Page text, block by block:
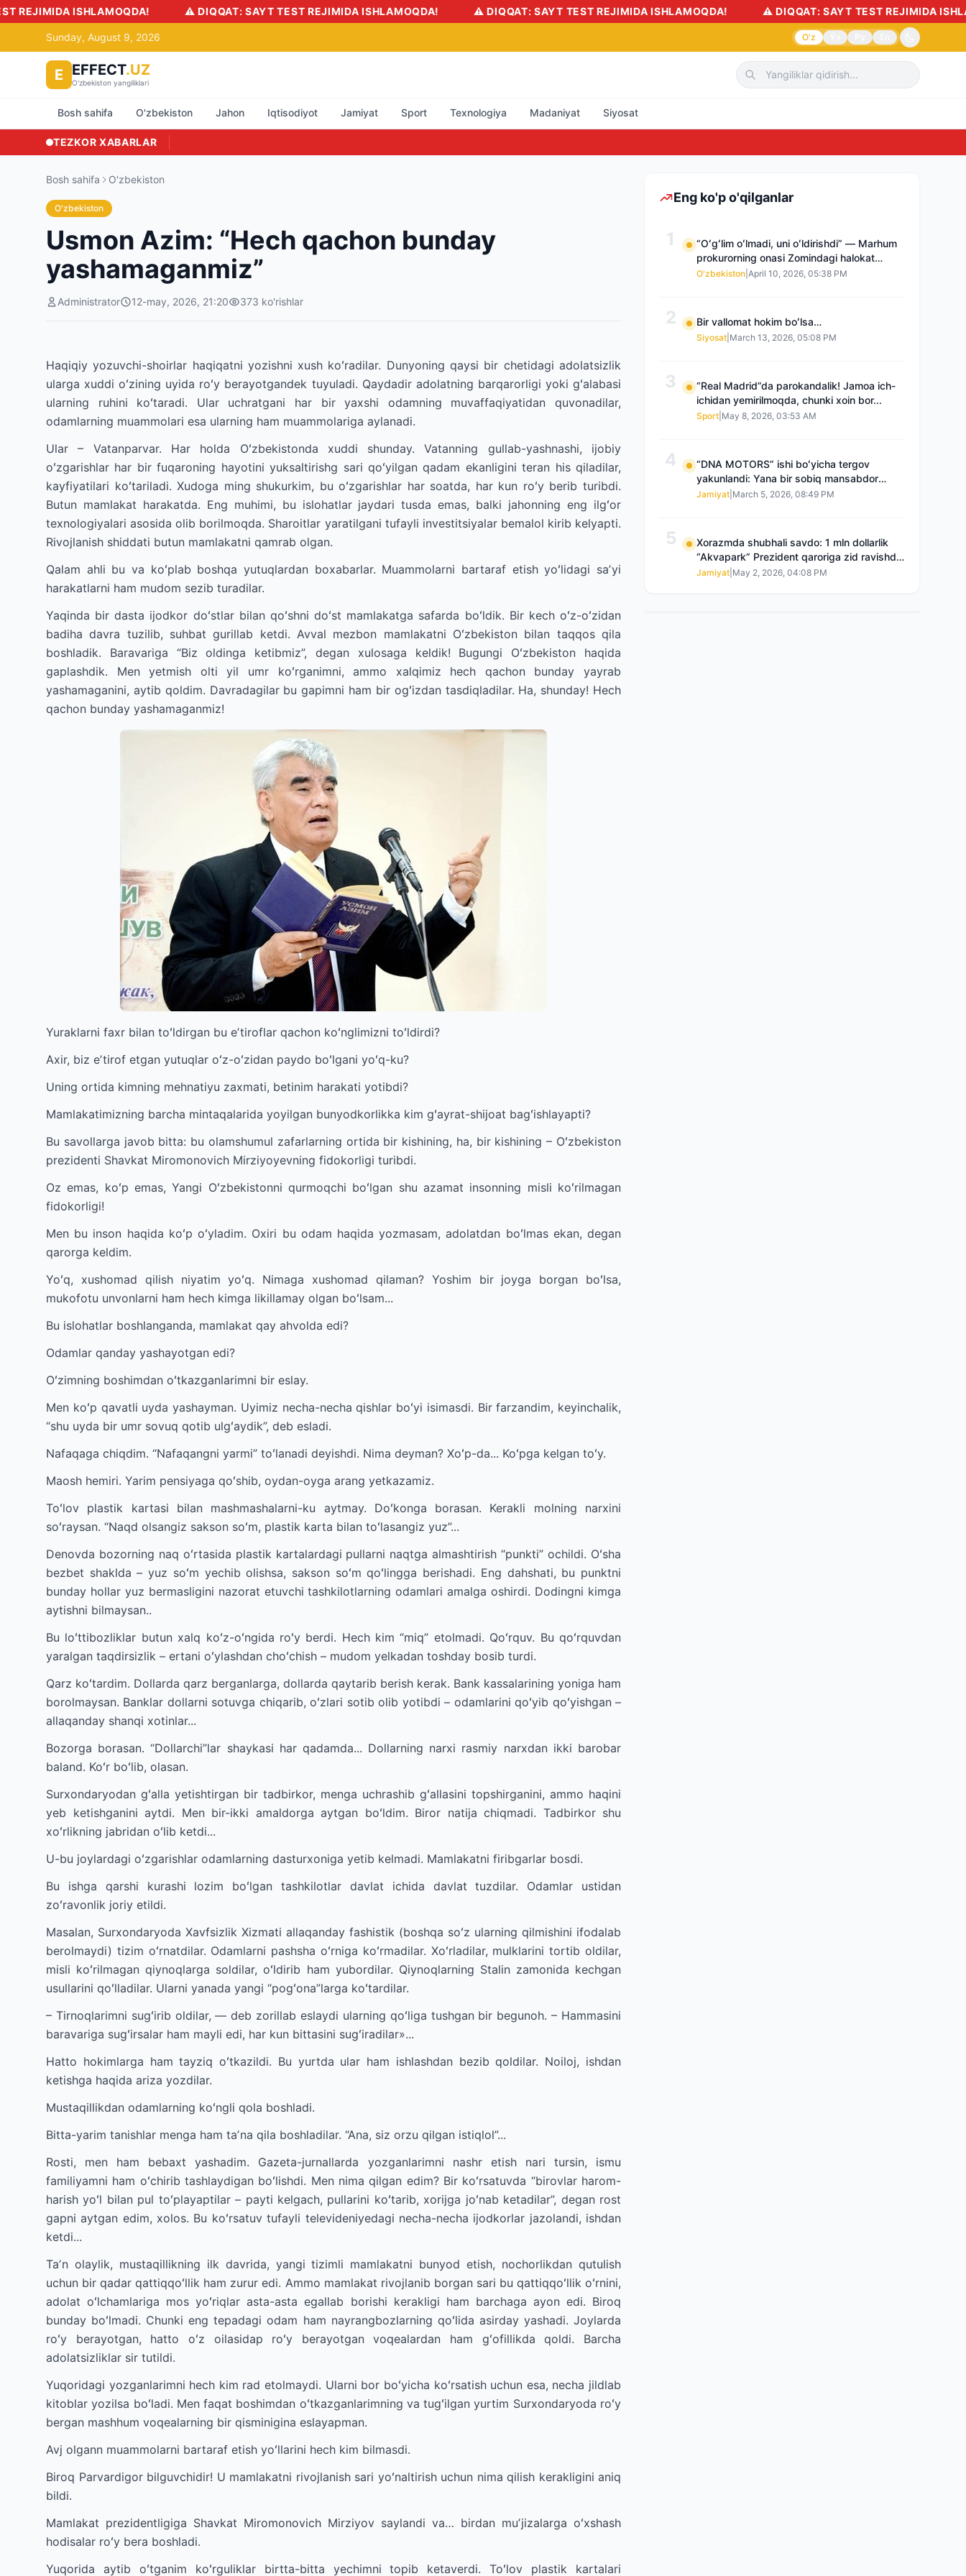
⚠️ DIQQAT: SAYT TEST REJIMIDA ISHLAMOQDA! ⚠️ DIQQAT: SAYT TEST REJIMIDA ISHLAMOQDA! ⚠️ DIQQAT: SAYT TEST REJIMIDA ISHLAMOQDA!
Sunday, August 9, 2026 O'z
E EFFECT.UZ
O'zbekiston yangiliklari
Bosh sahifa O'zbekiston Jahon Iqtisodiyot Jamiyat Sport Texnologiya Madaniyat Siyosat
TEZKOR XABARLAR
Bosh sahifa O'zbekiston
O'zbekiston
Usmon Azim: “Hech qachon bunday
yashamaganmiz”
Administrator 12-may, 2026, 21:20 373 ko'rishlar
Haqiqiy yozuvchi-shoirlar haqiqatni yozishni xush koʻradilar. Dunyoning qaysi bir chetidagi adolatsizlik
ularga xuddi oʻzining uyida roʻy berayotgandek tuyuladi. Qaydadir adolatning barqarorligi yoki gʻalabasi
ularning ruhini koʻtaradi. Ular uchratgani har bir yaxshi odamning muvaffaqiyatidan quvonadilar,
odamlarning muammolari esa ularning ham muammolariga aylanadi.
Ular ­­­– Vatanparvar. Har holda Oʻzbekistonda xuddi shunday. Vatanning gullab-yashnashi, ijobiy
oʻzgarishlar har bir fuqaroning hayotini yuksaltirishg sari qoʻyilgan qadam ekanligini teran his qiladilar,
kayfiyatilari koʻtariladi. Xudoga ming shukurkim, bu oʻzgarishlar har soatda, har kun roʻy berib turibdi.
Butun mamlakat harakatda. Eng muhimi, bu islohatlar jaydari tusda emas, balki jahonning eng ilgʻor
texnologiyalari asosida olib borilmoqda. Sharoitlar yaratilgani tufayli investitsiyalar bemalol kirib kelyapti.
Rivojlanish shiddati butun mamlakatni qamrab olgan.
Qalam ahli bu va koʻplab boshqa yutuqlardan boxabarlar. Muammolarni bartaraf etish yoʻlidagi saʼyi
harakatlarni ham mudom sezib turadilar.
Yaqinda bir dasta ijodkor doʻstlar bilan qoʻshni doʻst mamlakatga safarda boʻldik. Bir kech oʻz-oʻzidan
badiha davra tuzilib, suhbat gurillab ketdi. Avval mezbon mamlakatni Oʻzbekiston bilan taqqos qila
boshladik. Baravariga “Biz oldinga ketibmiz”, degan xulosaga keldik! Bugungi Oʻzbekiston haqida
gaplashdik. Men yetmish olti yil umr koʻrganimni, ammo xalqimiz hech qachon bunday yayrab
yashamaganini, aytib qoldim. Davradagilar bu gapimni ham bir ogʻizdan tasdiqladilar. Ha, shunday! Hech
qachon bunday yashamaganmiz!
Yuraklarni faxr bilan toʻldirgan bu eʼtiroflar qachon koʻnglimizni toʻldirdi?
Axir, biz eʼtirof etgan yutuqlar oʻz-oʻzidan paydo boʻlgani yoʻq-ku?
Uning ortida kimning mehnatiyu zaxmati, betinim harakati yotibdi?
Mamlakatimizning barcha mintaqalarida yoyilgan bunyodkorlikka kim gʻayrat-shijoat bagʻishlayapti?
Bu savollarga javob bitta: bu olamshumul zafarlarning ortida bir kishining, ha, bir kishining – Oʻzbekiston
prezidenti Shavkat Miromonovich Mirziyoyevning fidokorligi turibdi.
Oz emas, koʻp emas, Yangi Oʻzbekistonni qurmoqchi boʻlgan shu azamat insonning misli koʻrilmagan
fidokorligi!
Men bu inson haqida koʻp oʻyladim. Oxiri bu odam haqida yozmasam, adolatdan boʻlmas ekan, degan
qarorga keldim.
Yoʻq, xushomad qilish niyatim yoʻq. Nimaga xushomad qilaman? Yoshim bir joyga borgan boʻlsa,
mukofotu unvonlarni ham hech kimga likillamay olgan boʻlsam...
Bu islohatlar boshlanganda, mamlakat qay ahvolda edi?
Odamlar qanday yashayotgan edi?
Oʻzimning boshimdan oʻtkazganlarimni bir eslay.
Men koʻp qavatli uyda yashayman. Uyimiz necha-necha qishlar boʻyi isimasdi. Bir farzandim, keyinchalik,
“shu uyda bir umr sovuq qotib ulgʻaydik”, deb esladi.
Nafaqaga chiqdim. “Nafaqangni yarmi” toʻlanadi deyishdi. Nima deyman? Xoʻp-da... Koʻpga kelgan toʻy.
Maosh hemiri. Yarim pensiyaga qoʻshib, oydan-oyga arang yetkazamiz.
Toʻlov plastik kartasi bilan mashmashalarni-ku aytmay. Doʻkonga borasan. Kerakli molning narxini
soʻraysan. “Naqd olsangiz sakson soʻm, plastik karta bilan toʻlasangiz yuz”...
Denovda bozorning naq oʻrtasida plastik kartalardagi pullarni naqtga almashtirish “punkti” ochildi. Oʻsha
bezbet shaklda – yuz soʻm yechib olishsa, sakson soʻm qoʻlingga berishadi. Eng dahshati, bu punktni
bunday hollar yuz bermasligini nazorat etuvchi tashkilotlarning odamlari amalga oshirdi. Dodingni kimga
aytishni bilmaysan..
Bu loʻttibozliklar butun xalq koʻz-oʻngida roʻy berdi. Hech kim “miq” etolmadi. Qoʻrquv. Bu qoʻrquvdan
yaralgan taqdirsizlik – ertani oʻylashdan choʻchish – mudom yelkadan toshday bosib turdi.
Qarz koʻtardim. Dollarda qarz berganlarga, dollarda qaytarib berish kerak. Bank kassalarining yoniga ham
borolmaysan. Banklar dollarni sotuvga chiqarib, oʻzlari sotib olib yotibdi – odamlarini qoʻyib qoʻyishgan –
allaqanday shanqi xotinlar...
Bozorga borasan. “Dollarchi”lar shaykasi har qadamda... Dollarning narxi rasmiy narxdan ikki barobar
baland. Koʻr boʻlib, olasan.
Surxondaryodan gʻalla yetishtirgan bir tadbirkor, menga uchrashib gʻallasini topshirganini, ammo haqini
yeb ketishganini aytdi. Men bir-ikki amaldorga aytgan boʻldim. Biror natija chiqmadi. Tadbirkor shu
xoʻrlikning jabridan oʻlib ketdi...
U-bu joylardagi oʻzgarishlar odamlarning dasturxoniga yetib kelmadi. Mamlakatni firibgarlar bosdi.
Bu ishga qarshi kurashi lozim boʻlgan tashkilotlar davlat ichida davlat tuzdilar. Odamlar ustidan
zoʻravonlik joriy etildi.
Masalan, Surxondaryoda Xavfsizlik Xizmati allaqanday fashistik (boshqa soʻz ularning qilmishini ifodalab
berolmaydi) tizim oʻrnatdilar. Odamlarni pashsha oʻrniga koʻrmadilar. Xoʻrladilar, mulklarini tortib oldilar,
misli koʻrilmagan qiynoqlarga soldilar, oʻldirib ham yubordilar. Qiynoqlarning Stalin zamonida kechgan
usullarini qoʻlladilar. Ularni yanada yangi “pogʻona”larga koʻtardilar.
– Tirnoqlarimni sugʻirib oldilar, — deb zorillab eslaydi ularning qoʻliga tushgan bir begunoh. – Hammasini
baravariga sugʻirsalar ham mayli edi, har kun bittasini sugʻiradilar»...
Hatto hokimlarga ham tayziq oʻtkazildi. Bu yurtda ular ham ishlashdan bezib qoldilar. Noiloj, ishdan
ketishga haqida ariza yozdilar.
Mustaqillikdan odamlarning koʻngli qola boshladi.
Bitta-yarim tanishlar menga ham taʼna qila boshladilar. “Ana, siz orzu qilgan istiqlol”...
Rosti, men ham bebaxt yashadim. Gazeta-jurnallarda yozganlarimni nashr etish nari tursin, ismu
familiyamni ham oʻchirib tashlaydigan boʻlishdi. Men nima qilgan edim? Bir koʻrsatuvda “birovlar harom-
harish yoʻl bilan pul toʻplayaptilar – payti kelgach, pullarini koʻtarib, xorijga joʻnab ketadilar”, degan rost
gapni aytgan edim, xolos. Bu koʻrsatuv tufayli televideniyedagi necha-necha ijodkorlar jazolandi, ishdan
ketdi...
Taʼn olaylik, mustaqillikning ilk davrida, yangi tizimli mamlakatni bunyod etish, nochorlikdan qutulish
uchun bir qadar qattiqqoʻllik ham zurur edi. Ammo mamlakat rivojlanib borgan sari bu qattiqqoʻllik oʻrnini,
adolat oʻlchamlariga mos yoʻriqlar asta-asta egallab borishi kerakligi ham barchaga ayon edi. Biroq
bunday boʻlmadi. Chunki eng tepadagi odam ham nayrangbozlarning qoʻlida asirday yashadi. Joylarda
roʻy berayotgan, hatto oʻz oilasidap roʻy berayotgan voqealardan ham gʻofillikda qoldi. Barcha
adolatsizliklar sir tutildi.
Yuqoridagi yozganlarimni hech kim rad etolmaydi. Ularni bor boʻyicha koʻrsatish uchun esa, necha jildlab
kitoblar yozilsa boʻladi. Men faqat boshimdan oʻtkazganlarimning va tugʻilgan yurtim Surxondaryoda roʻy
bergan mashhum voqealarning bir qisminigina eslayapman.
Avj olgann muammolarni bartaraf etish yoʻllarini hech kim bilmasdi.
Biroq Parvardigor bilguvchidir! U mamlakatni rivojlanish sari yoʻnaltirish uchun nima qilish kerakligini aniq
bildi.
Mamlakat prezidentligiga Shavkat Miromonovich Mirziyov saylandi va… birdan muʼjizalarga oʻxshash
hodisalar roʻy bera boshladi.
Yuqorida aytib oʻtganim koʻrguliklar birtta-bitta yechimni topib ketaverdi. Toʻlov plastik kartalari
Eng ko'p o'qilganlar
1
“Oʻgʻlim oʻlmadi, uni oʻldirishdi” — Marhum
prokurorning onasi Zomindagi halokat
boʻyicha qayta tergov talab qilmoqda
O'zbekiston April 10, 2026, 05:38 PM
2 Bir vallomat hokim boʻlsa…
Siyosat March 13, 2026, 05:08 PM
3
“Real Madrid”da parokandalik! Jamoa ich-
ichidan yemirilmoqda, chunki xoin bor...
Sport May 8, 2026, 03:53 AM
4
“DNA MOTORS” ishi boʻyicha tergov
yakunlandi: Yana bir sobiq mansabdor
qamoqqa olingan, Saidnazirxanovaning
Jamiyat March 5, 2026, 08:49 PM
5
Xorazmda shubhali savdo: 1 mln dollarlik
“Akvapark” Prezident qaroriga zid ravishda
sotilgani maʼlum boʻldi
Jamiyat May 2, 2026, 04:08 PM